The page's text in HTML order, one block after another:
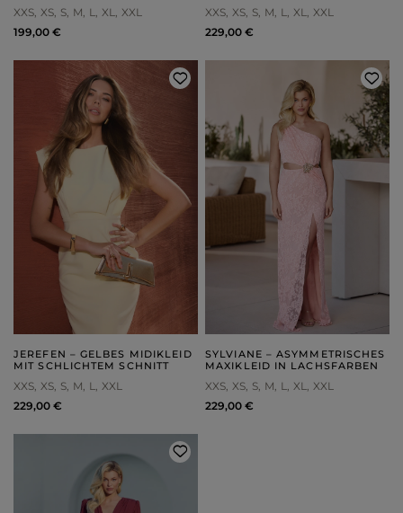
XXS XS S M L XL XXL
199,00 €
XXS XS S M L XL XXL
229,00 €
JEREFEN – GELBES MIDIKLEID
MIT SCHLICHTEM SCHNITT
XXS XS S M L
XXL
229,00 €
SYLVIANE – ASYMMETRISCHES
MAXIKLEID IN LACHSFARBEN
XXS XS S M L XL
XXL
229,00 €